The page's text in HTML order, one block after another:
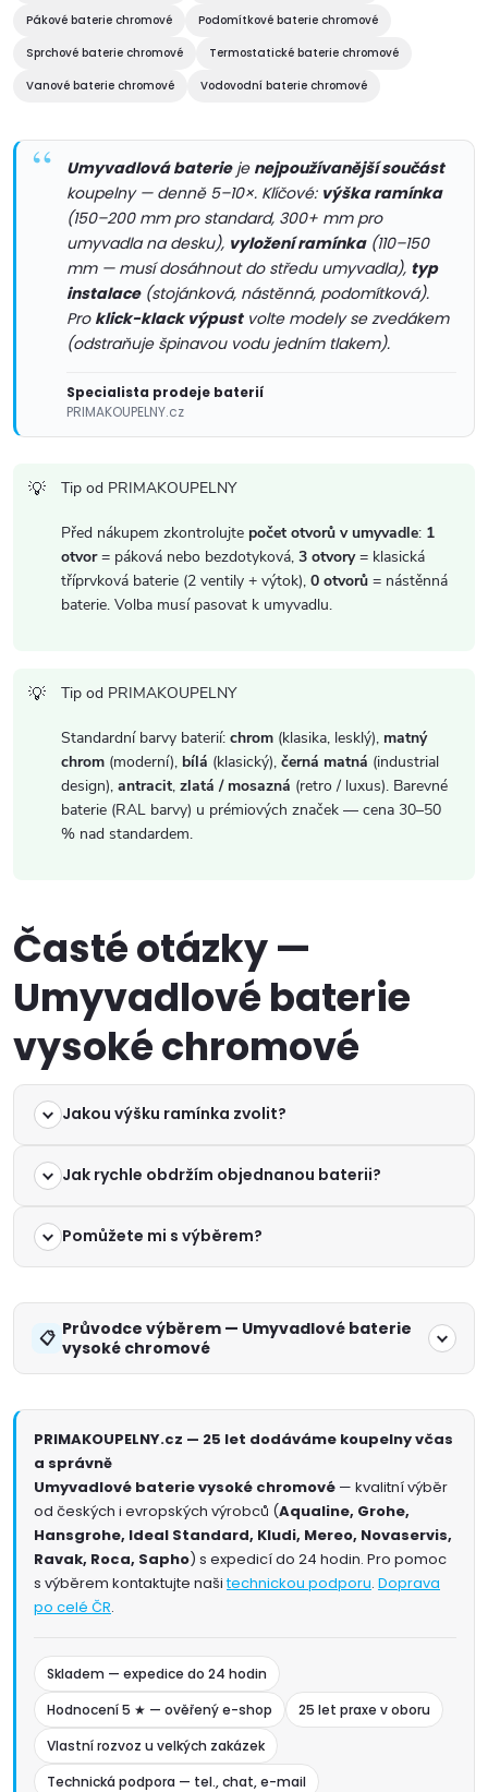
d
a
í
v
ý
Pákové baterie chromové
Podomítkové baterie chromové
Sprchové baterie chromové
Termostatické baterie chromové
Vanové baterie chromové
Vodovodní baterie chromové
Umyvadlová baterieje nejpoužívanější součást
koupelny — denně 5–10×. Klíčové: výška ramínka
(150–200 mm pro standard, 300+ mm pro
umyvadla na desku), vyložení ramínka(110–150
mm — musí dosáhnout do středu umyvadla), typ
instalace(stojánková, nástěnná, podomítková).
Pro klick-klack výpustvolte modely se zvedákem
(odstraňuje špinavou vodu jedním tlakem).
Specialista prodeje baterií
PRIMAKOUPELNY.cz
Tip od PRIMAKOUPELNY
Před nákupem zkontrolujte počet otvorů v umyvadle: 1
otvor= páková nebo bezdotyková, 3 otvory= klasická
tříprvková baterie (2 ventily + výtok), 0 otvorů = nástěnná
baterie. Volba musí pasovat k umyvadlu.
Tip od PRIMAKOUPELNY
Standardní barvy baterií: chrom (klasika, lesklý), matný
chrom (moderní), bílá (klasický), černá matná (industrial
design), antracit, zlatá / mosazná (retro / luxus). Barevné
baterie (RAL barvy) u prémiových značek — cena 30–50
% nad standardem.
Časté otázky —
Umyvadlové baterie
vysoké chromové
Jakou výšku ramínka zvolit?
Jak rychle obdržím objednanou baterii?
Pomůžete mi s výběrem?
Průvodce výběrem — Umyvadlové baterie
vysoké chromové
PRIMAKOUPELNY.cz — 25 let dodáváme koupelny včas
a správně
Umyvadlové baterie vysoké chromové — kvalitní výběr
od českých i evropských výrobců (Aqualine, Grohe,
Hansgrohe, Ideal Standard, Kludi, Mereo, Novaservis,
Ravak, Roca, Sapho) s expedicí do 24 hodin. Pro pomoc
s výběrem kontaktujte našitechnickou podporu. Doprava
po celé ČR.
Skladem — expedice do 24 hodin
Hodnocení 5 ★ — ověřený e-shop
25 let praxe v oboru
Vlastní rozvoz u velkých zakázek
Technická podpora — tel., chat, e-mail